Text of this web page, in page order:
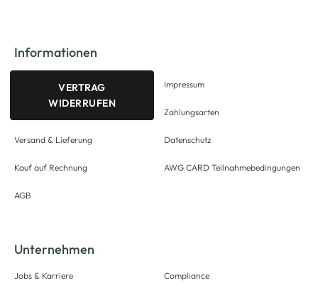
Informationen
VERTRAG
WIDERRUFEN
Versand & Lieferung
Kauf auf Rechnung
AGB
Impressum
Zahlungsarten
Datenschutz
AWG CARD Teilnahmebedingungen
Unternehmen
Jobs & Karriere Compliance